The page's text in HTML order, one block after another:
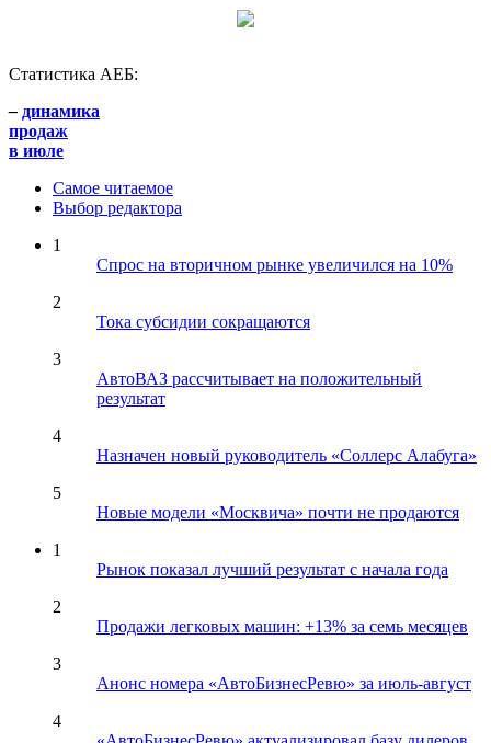
Статистика АЕБ:
– динамика
продаж
в июле
Самое читаемое
Выбор редактора
1
Спрос на вторичном рынке увеличился на 10%
2
Тока субсидии сокращаются
3
АвтоВАЗ рассчитывает на положительный
результат
4
Назначен новый руководитель «Соллерс Алабуга»
5
Новые модели «Москвича» почти не продаются
1
Рынок показал лучший результат с начала года
2
Продажи легковых машин: +13% за семь месяцев
3
Анонс номера «АвтоБизнесРевю» за июль-август
4